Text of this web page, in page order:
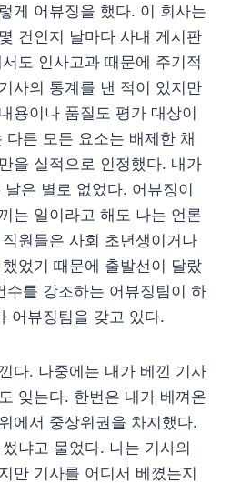
게 어뷰징을 했다. 이 회사는
건인지 날마다 사내 게시판
도 인사고과 때문에 주기적
사의 통계를 낸 적이 있지만
용이나 품질도 평가 대상이
른 모든 요소는 배제한 채
을 실적으로 인정했다. 내가
은 별로 없었다. 어뷰징이
는 일이라고 해도 나는 언론
원들은 사회 초년생이거나
었기 때문에 출발선이 달랐
수를 강조하는 어뷰징팀이 하
어뷰징팀을 갖고 있다.
다. 나중에는 내가 베낀 기사
잊는다. 한번은 내가 베껴온
에서 중상위권을 차지했다.
냐고 물었다. 나는 기사의
만 기사를 어디서 베꼈는지